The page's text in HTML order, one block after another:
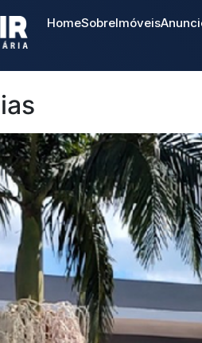
HomeSobreImóveis